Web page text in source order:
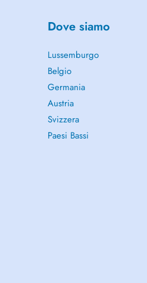
Dove siamo
Lussemburgo
Belgio
Germania
Austria
Svizzera
Paesi Bassi